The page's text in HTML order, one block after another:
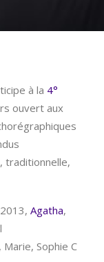
à la 4°
​ouvert aux
traditionnelle,
Agatha,
Sophie C